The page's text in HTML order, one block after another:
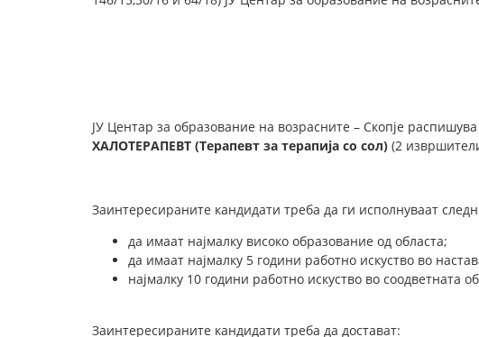
ЈУ Центар за образование на возрасните – Скопје
ХАЛОТЕРАПЕВТ (Терапевт за терапија со сол) (2
Заинтересираните кандидати треба да ги исполнуваат
да имаат најмалку високо образование од областа;
да имаат најмалку 5 години работно искуство во
најмалку 10 години работно искуство во соодветната
Заинтересираните кандидати треба да достават: